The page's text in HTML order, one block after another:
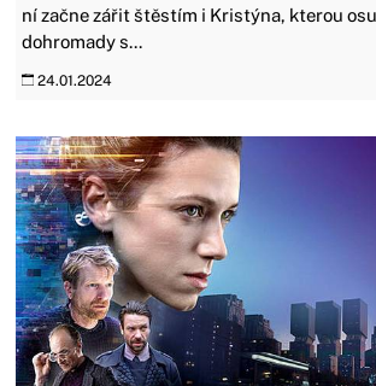
ní začne zářit štěstím i Kristýna, kterou
dohromady s...
24.01.2024